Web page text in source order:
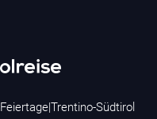
Feiertage|Trentino-Südtirol